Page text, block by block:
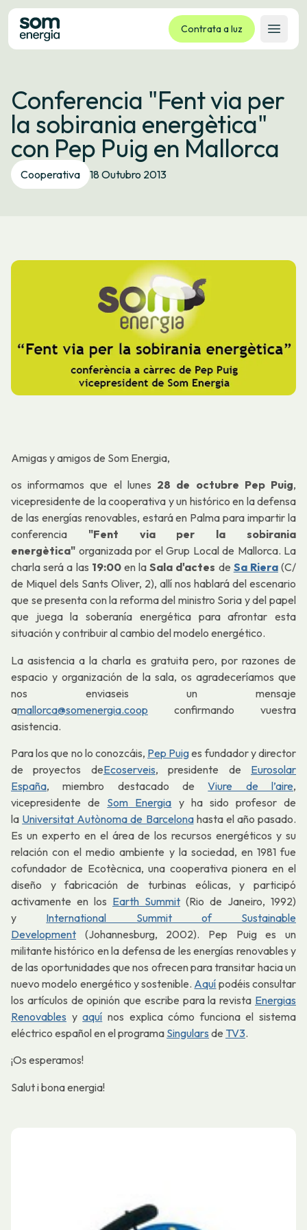
Contrata a luz
Abrir
Tarifas
Servizos
Empresas
La cooperativa
Contacto
Conferencia "Fent via per
la sobirania energètica"
con Pep Puig en Mallorca
Cooperativa 18 Outubro 2013
Amigas y amigos de Som Energia,
os informamos que el lunes 28 de octubre Pep Puig,
vicepresidente de la cooperativa y un histórico en la defensa
de las energías renovables, estará en Palma para impartir la
conferencia "Fent via per la sobirania
energètica" organizada por el Grup Local de Mallorca. La
charla será a las 19:00en laSala d'actes de Sa Riera(C/
de Miquel dels Sants Oliver, 2), allí nos hablará del escenario
que se presenta con la reforma del ministro Soria y del papel
que juega la soberanía energética para afrontar esta
situación y contribuir al cambio del modelo energético.
La asistencia a la charla es gratuita pero, por razones de
espacio y organización de la sala, os agradeceríamos que
nos enviaseis un mensaje
amallorca@somenergia.coop confirmando vuestra
asistencia.
Para los que no lo conozcáis, Pep Puiges fundador y director
de proyectos deEcoserveis, presidente de Eurosolar
España, miembro destacado deViure de l’aire,
vicepresidente de Som Energia y ha sido profesor de
la Universitat Autònoma de Barcelonahasta el año pasado.
Es un experto en el área de los recursos energéticos y su
relación con el medio ambiente y la sociedad, en 1981 fue
cofundador de Ecotècnica, una cooperativa pionera en el
diseño y fabricación de turbinas eólicas, y participó
activamente en los Earth Summit (Rio de Janeiro, 1992)
y International Summit of Sustainable
Development (Johannesburg, 2002). Pep Puig es un
militante histórico en la defensa de les energías renovables y
de las oportunidades que nos ofrecen para transitar hacia un
nuevo modelo energético y sostenible. Aquí podéis consultar
los artículos de opinión que escribe para la revista Energias
Renovables yaquí nos explica cómo funciona el sistema
eléctrico español en el programa Singulars de TV3.
¡Os esperamos!
Salut i bona energia!